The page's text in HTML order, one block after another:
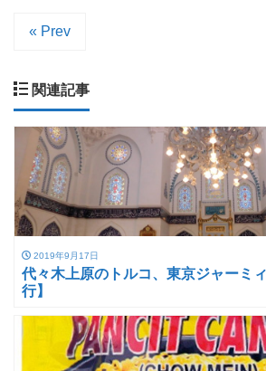
« Prev
関連記事
2019年9月17日
代々木上原のトルコ、東京ジャーミ
行】